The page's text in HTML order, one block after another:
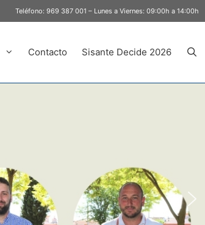
Teléfono: 969 387 001 – Lunes a Viernes: 09:00h a 14:00h
Contacto Sisante Decide 2026